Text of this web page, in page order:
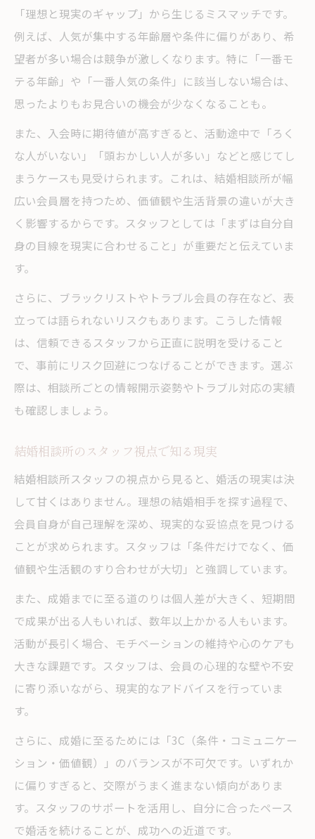
「理想と現実のギャップ」から生じるミスマッチです。
例えば、人気が集中する年齢層や条件に偏りがあり、希
望者が多い場合は競争が激しくなります。特に「一番モ
テる年齢」や「一番人気の条件」に該当しない場合は、
思ったよりもお見合いの機会が少なくなることも。
また、入会時に期待値が高すぎると、活動途中で「ろく
な人がいない」「頭おかしい人が多い」などと感じてし
まうケースも見受けられます。これは、結婚相談所が幅
広い会員層を持つため、価値観や生活背景の違いが大き
く影響するからです。スタッフとしては「まずは自分自
身の目線を現実に合わせること」が重要だと伝えていま
す。
さらに、ブラックリストやトラブル会員の存在など、表
立っては語られないリスクもあります。こうした情報
は、信頼できるスタッフから正直に説明を受けること
で、事前にリスク回避につなげることができます。選ぶ
際は、相談所ごとの情報開示姿勢やトラブル対応の実績
も確認しましょう。
結婚相談所のスタッフ視点で知る現実
結婚相談所スタッフの視点から見ると、婚活の現実は決
して甘くはありません。理想の結婚相手を探す過程で、
会員自身が自己理解を深め、現実的な妥協点を見つける
ことが求められます。スタッフは「条件だけでなく、価
値観や生活観のすり合わせが大切」と強調しています。
また、成婚までに至る道のりは個人差が大きく、短期間
で成果が出る人もいれば、数年以上かかる人もいます。
活動が長引く場合、モチベーションの維持や心のケアも
大きな課題です。スタッフは、会員の心理的な壁や不安
に寄り添いながら、現実的なアドバイスを行っていま
す。
さらに、成婚に至るためには「3C（条件・コミュニケー
ション・価値観）」のバランスが不可欠です。いずれか
に偏りすぎると、交際がうまく進まない傾向がありま
す。スタッフのサポートを活用し、自分に合ったペース
で婚活を続けることが、成功への近道です。